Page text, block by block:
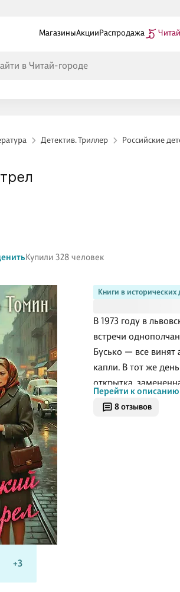
МагазиныАкцииРаспродажа
Детектив. Триллер Российские
+3
8 отзывов
Книги в исторических
В 1973 году в
встречи
Бусько — все винят
капли. В тот же
открытка,
форме. Вечером
подвигах
Перейти к
Купили 328 человек